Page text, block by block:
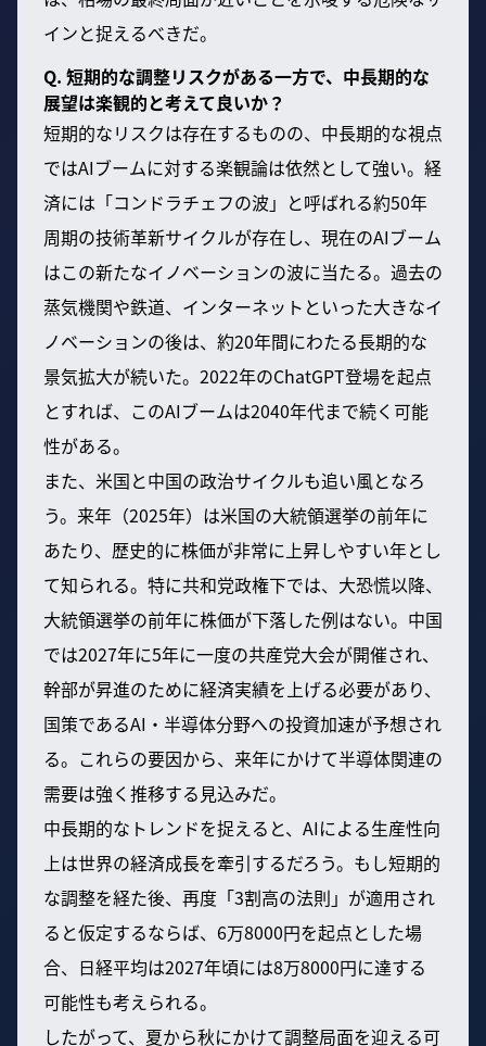
インと捉えるべきだ。
Q. 短期的な調整リスクがある一方で、中長期的な
展望は楽観的と考えて良いか？
短期的なリスクは存在するものの、中長期的な視点
ではAIブームに対する楽観論は依然として強い。経
済には「コンドラチェフの波」と呼ばれる約50年
周期の技術革新サイクルが存在し、現在のAIブーム
はこの新たなイノベーションの波に当たる。過去の
蒸気機関や鉄道、インターネットといった大きなイ
ノベーションの後は、約20年間にわたる長期的な
景気拡大が続いた。2022年のChatGPT登場を起点
とすれば、このAIブームは2040年代まで続く可能
性がある。
また、米国と中国の政治サイクルも追い風となろ
う。来年（2025年）は米国の大統領選挙の前年に
あたり、歴史的に株価が非常に上昇しやすい年とし
て知られる。特に共和党政権下では、大恐慌以降、
大統領選挙の前年に株価が下落した例はない。中国
では2027年に5年に一度の共産党大会が開催され、
幹部が昇進のために経済実績を上げる必要があり、
国策であるAI・半導体分野への投資加速が予想され
る。これらの要因から、来年にかけて半導体関連の
需要は強く推移する見込みだ。
中長期的なトレンドを捉えると、AIによる生産性向
上は世界の経済成長を牽引するだろう。もし短期的
な調整を経た後、再度「3割高の法則」が適用され
ると仮定するならば、6万8000円を起点とした場
合、日経平均は2027年頃には8万8000円に達する
可能性も考えられる。
したがって、夏から秋にかけて調整局面を迎える可